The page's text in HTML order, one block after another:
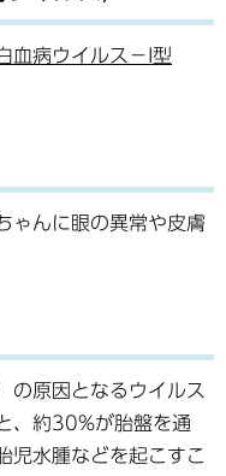
血病ウイルス－I型
ゃんに眼の異常や皮膚
の原因となるウイルス
、約30%が胎盤を通
児水腫などを起こすこ